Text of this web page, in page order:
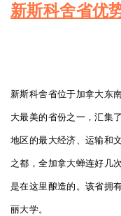
新斯科舍省优
新斯科舍省位于加拿大东
大最美的省份之一，汇集
地区的最大经济、运输和
之都，全加拿大蝉连好
是在这里酿造的。该省拥
丽大学。